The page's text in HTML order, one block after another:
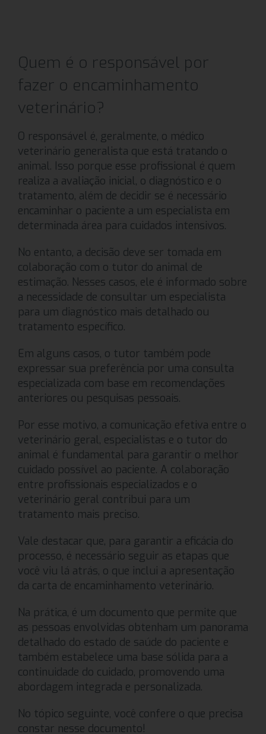
Quem é o responsável por
fazer o encaminhamento
veterinário?
O responsável é, geralmente, o médico
veterinário generalista que está tratando o
animal. Isso porque esse profissional é quem
realiza a avaliação inicial, o diagnóstico e o
tratamento, além de decidir se é necessário
encaminhar o paciente a um especialista em
determinada área para cuidados intensivos.
No entanto, a decisão deve ser tomada em
colaboração com o tutor do animal de
estimação. Nesses casos, ele é informado sobre
a necessidade de consultar um especialista
para um diagnóstico mais detalhado ou
tratamento específico.
Em alguns casos, o tutor também pode
expressar sua preferência por uma consulta
especializada com base em recomendações
anteriores ou pesquisas pessoais.
Por esse motivo, a comunicação efetiva entre o
veterinário geral, especialistas e o tutor do
animal é fundamental para garantir o melhor
cuidado possível ao paciente. A colaboração
entre profissionais especializados e o
veterinário geral contribui para um
tratamento mais preciso.
Vale destacar que, para garantir a eficácia do
processo, é necessário seguir as etapas que
você viu lá atrás, o que inclui a apresentação
da carta de encaminhamento veterinário.
Na prática, é um documento que permite que
as pessoas envolvidas obtenham um panorama
detalhado do estado de saúde do paciente e
também estabelece uma base sólida para a
continuidade do cuidado, promovendo uma
abordagem integrada e personalizada.
No tópico seguinte, você confere o que precisa
constar nesse documento!